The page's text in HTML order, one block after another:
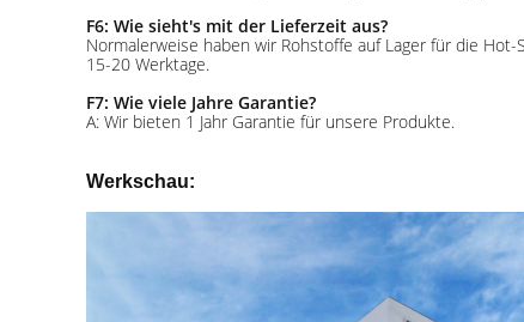
F6: Wie sieht's mit der Lieferzeit aus?
Normalerweise haben wir Rohstoffe auf Lager für die
15-20 Werktage.
F7: Wie viele Jahre Garantie?
A: Wir bieten 1 Jahr Garantie für unsere Produkte.
Werkschau: